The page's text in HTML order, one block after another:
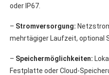
oder IP67.
– Stromversorgung:
mehrtägiger Laufzeit, optional
– Speichermöglichkeiten:
Festplatte oder Cloud-